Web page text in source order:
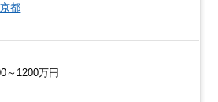
都
～1200万円